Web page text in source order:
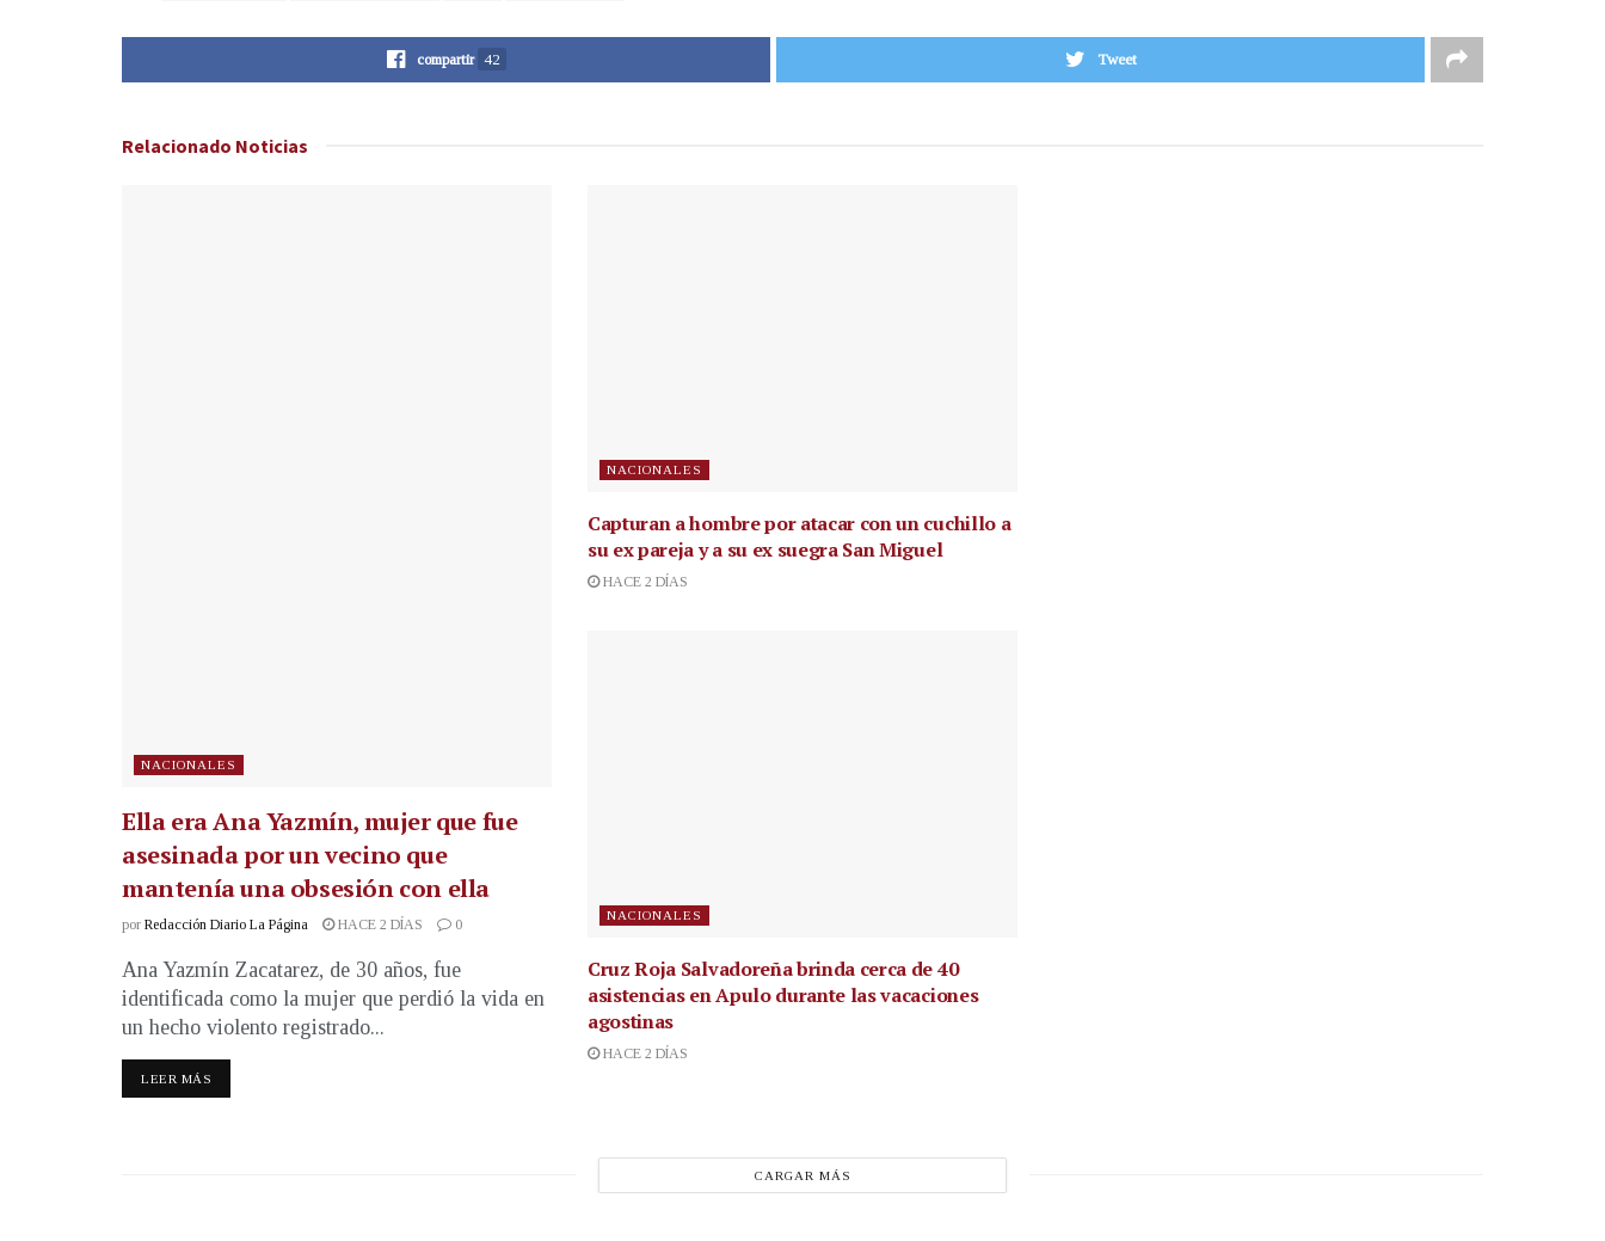
compartir 42 Tweet
Relacionado Noticias
NACIONALES
Ella era Ana Yazmín, mujer que fue
asesinada por un vecino que
mantenía una obsesión con ella
por Redacción Diario La Página HACE 2 DÍAS 0
Ana Yazmín Zacatarez, de 30 años, fue
identificada como la mujer que perdió la vida en
un hecho violento registrado...
LEER MÁS
NACIONALES
Capturan a hombre por atacar con un cuchillo a
su ex pareja y a su ex suegra San Miguel
HACE 2 DÍAS
NACIONALES
Cruz Roja Salvadoreña brinda cerca de 40
asistencias en Apulo durante las vacaciones
agostinas
HACE 2 DÍAS
CARGAR MÁS